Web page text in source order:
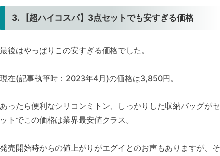
3. 【超ハイコスパ】3点セットでも安すぎる価格
最後はやっぱりこの安すぎる価格でした。
現在(記事執筆時：2023年4月)の価格は3,850円。
あったら便利なシリコンミトン、しっかりした収納バッグがセ
ットでこの価格は業界最安値クラス。
発売開始時からの値上がりがエグイとのお声もありますが、そ